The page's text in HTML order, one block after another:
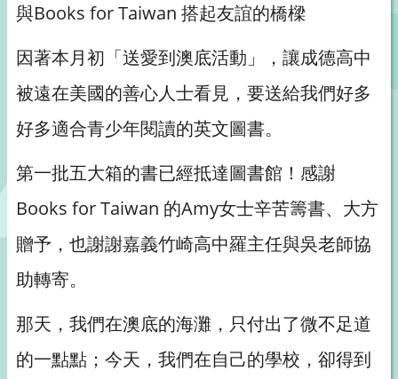
與Books for Taiwan 搭起友誼的橋樑
因著本月初「送愛到澳底活動」，讓成德高中
被遠在美國的善心人士看見，要送給我們好多
好多適合青少年閱讀的英文圖書。
第一批五大箱的書已經抵達圖書館！感謝
Books for Taiwan 的Amy女士辛苦籌書、大方
贈予，也謝謝嘉義竹崎高中羅主任與吳老師協
助轉寄。
那天，我們在澳底的海灘，只付出了微不足道
的一點點；今天，我們在自己的學校，卻得到